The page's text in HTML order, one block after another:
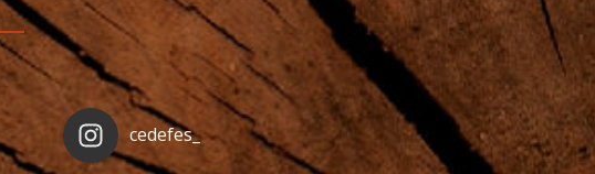
cedefes_